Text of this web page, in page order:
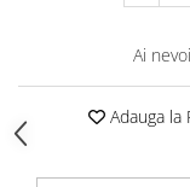
Ai
Adauga la